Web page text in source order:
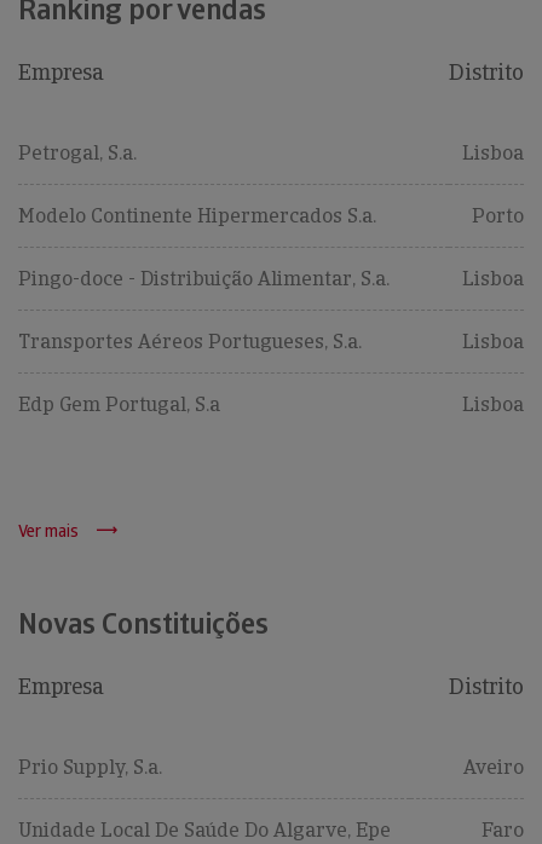
Ranking por vendas
Empresa Distrito
Petrogal, S.a. Lisboa
Modelo Continente Hipermercados S.a. Porto
Pingo-doce - Distribuição Alimentar, S.a. Lisboa
Transportes Aéreos Portugueses, S.a. Lisboa
Edp Gem Portugal, S.a Lisboa
Ver mais
Novas Constituições
Empresa Distrito
Prio Supply, S.a. Aveiro
Unidade Local De Saúde Do Algarve, Epe Faro